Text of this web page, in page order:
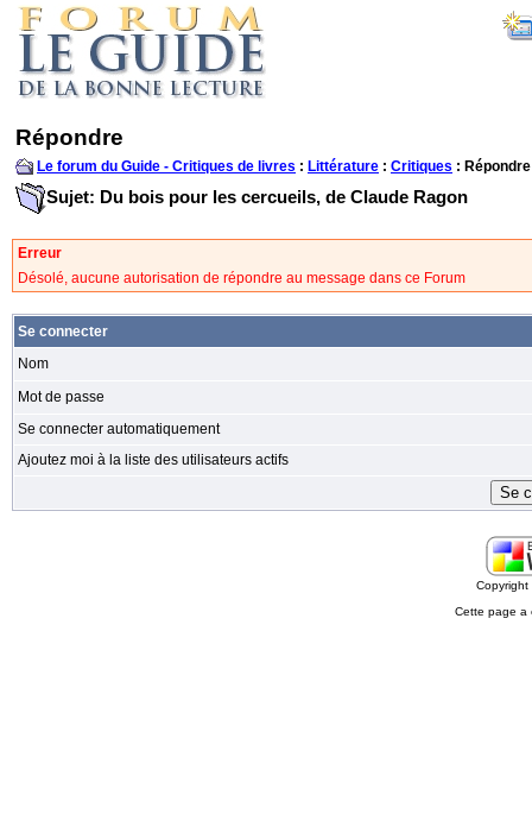
Répondre
Le forum du Guide - Critiques de livres : Littérature : Critiques : Répondre
Sujet: Du bois pour les cercueils, de Claude Ragon
Erreur
Désolé, aucune autorisation de répondre au message dans ce Forum
Se connecter
Nom
Mot de passe
Se connecter automatiquement
Ajoutez moi à la liste des utilisateurs actifs
Cette page a